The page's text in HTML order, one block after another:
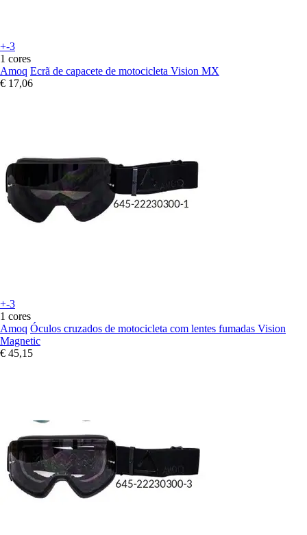
+-3
1 cores
Amoq Ecrã de capacete de motocicleta Vision MX
€ 17,06
+-3
1 cores
Amoq Óculos cruzados de motocicleta com lentes fumadas Vision
Magnetic
€ 45,15